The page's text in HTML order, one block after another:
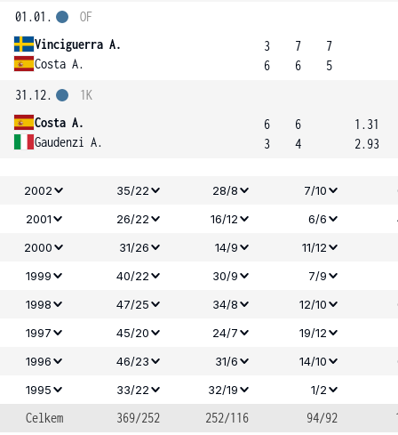
01.01.
Vinciguerra A.
Costa A.
OF
3
6
7
6
7
5
31.12.
Costa A.
Gaudenzi A.
1K
6
3
6
4
1.31
2.93
2002 35/22 28/8 7/10
2001
26/22 16/12 6/6
2000
31/26 14/9 11/12
1999
40/22 30/9 7/9
1998
47/25 34/8 12/10
1997
45/20 24/7
19/12
1996
46/23 31/6 14/10
1995
33/22 32/19 1/2
Celkem 369/252 252/116 94/92